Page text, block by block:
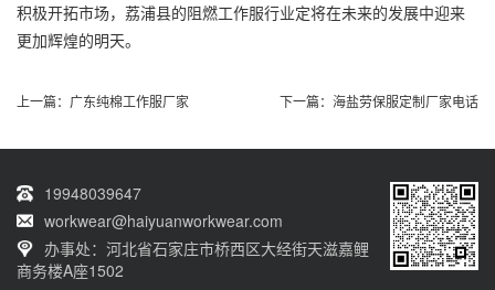
积极开拓市场，荔浦县的阻燃工作服行业定将在未来的发展中迎来
更加辉煌的明天。
上一篇： 广东纯棉工作服厂家 下一篇： 海盐劳保服定制厂家电话
19948039647
workwear@haiyuanworkwear.com
办事处：河北省石家庄市桥西区大经街天滋嘉鲤
商务楼A座1502